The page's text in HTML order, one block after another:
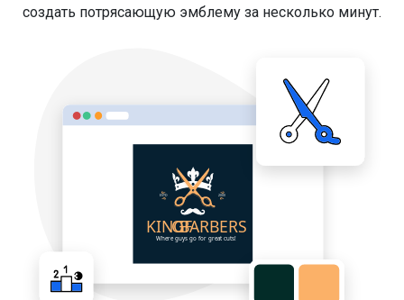
создать потрясающую эмблему за несколько минут.